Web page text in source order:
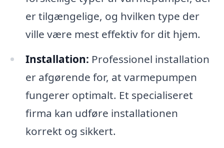
er tilgængelige, og hvilken type der
ville være mest effektiv for dit hjem.
Installation: Professionel installation
er afgørende for, at varmepumpen
fungerer optimalt. Et specialiseret
firma kan udføre installationen
korrekt og sikkert.